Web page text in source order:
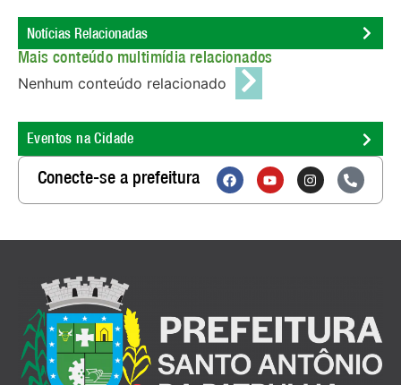
Notícias Relacionadas
Mais conteúdo multimídia relacionados
Nenhum conteúdo relacionado
Eventos na Cidade
Conecte-se a prefeitura